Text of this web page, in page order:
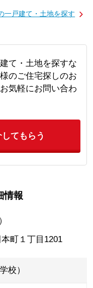
一戸建て・土地を探す
て・土地を探すな
のご住宅探しのお
気軽にお問い合わ
てもらう
情報
）
町１丁目1201
校）